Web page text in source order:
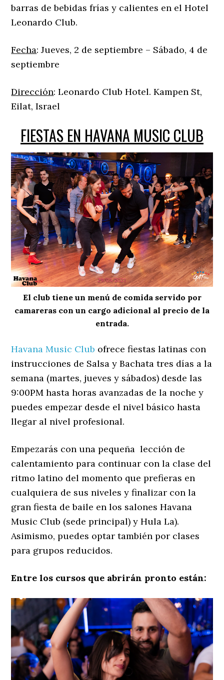
barras de bebidas frías y calientes en el Hotel
Leonardo Club.
Fecha: Jueves, 2 de septiembre – Sábado, 4 de
septiembre
Dirección: Leonardo Club Hotel. Kampen St,
Eilat, Israel
FIESTAS EN HAVANA MUSIC CLUB
El club tiene un menú de comida servido por
camareras con un cargo adicional al precio de la
entrada.
Havana Music Club ofrece fiestas latinas con
instrucciones de Salsa y Bachata tres días a la
semana (martes, jueves y sábados) desde las
9:00PM hasta horas avanzadas de la noche y
puedes empezar desde el nivel básico hasta
llegar al nivel profesional.
Empezarás con una pequeña lección de
calentamiento para continuar con la clase del
ritmo latino del momento que prefieras en
cualquiera de sus niveles y finalizar con la
gran fiesta de baile en los salones Havana
Music Club (sede principal) y Hula La).
Asimismo, puedes optar también por clases
para grupos reducidos.
Entre los cursos que abrirán pronto están: